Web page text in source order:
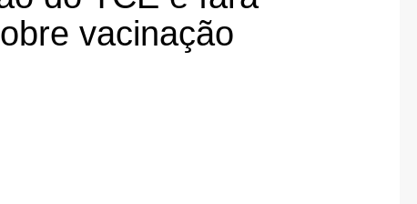
vacinação